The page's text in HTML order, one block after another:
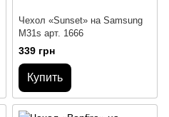
Чехол «Sunset» на Samsung
M31s арт. 1666
339 грн
Купить